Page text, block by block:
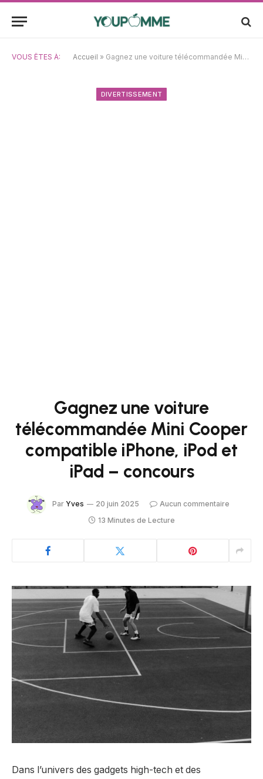
VOUS ÊTES À: Accueil » Gagnez une voiture télécommandée Mini Cooper compatible iPhone, iPod et iPad – concours
DIVERTISSEMENT
Gagnez une voiture
télécommandée Mini Cooper
compatible iPhone, iPod et
iPad – concours
Par Yves 20 juin 2025
Aucun commentaire
13 Minutes de Lecture
Dans l’univers des gadgets high-tech et des